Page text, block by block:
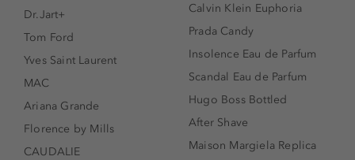
Dr.Jart+
Tom Ford
Yves Saint Laurent
MAC
Ariana Grande
Florence by Mills
CAUDALIE
Calvin Klein Euphoria
Prada Candy
Insolence Eau de Parfum
Scandal Eau de Parfum
Hugo Boss Bottled
After Shave
Maison Margiela Replica